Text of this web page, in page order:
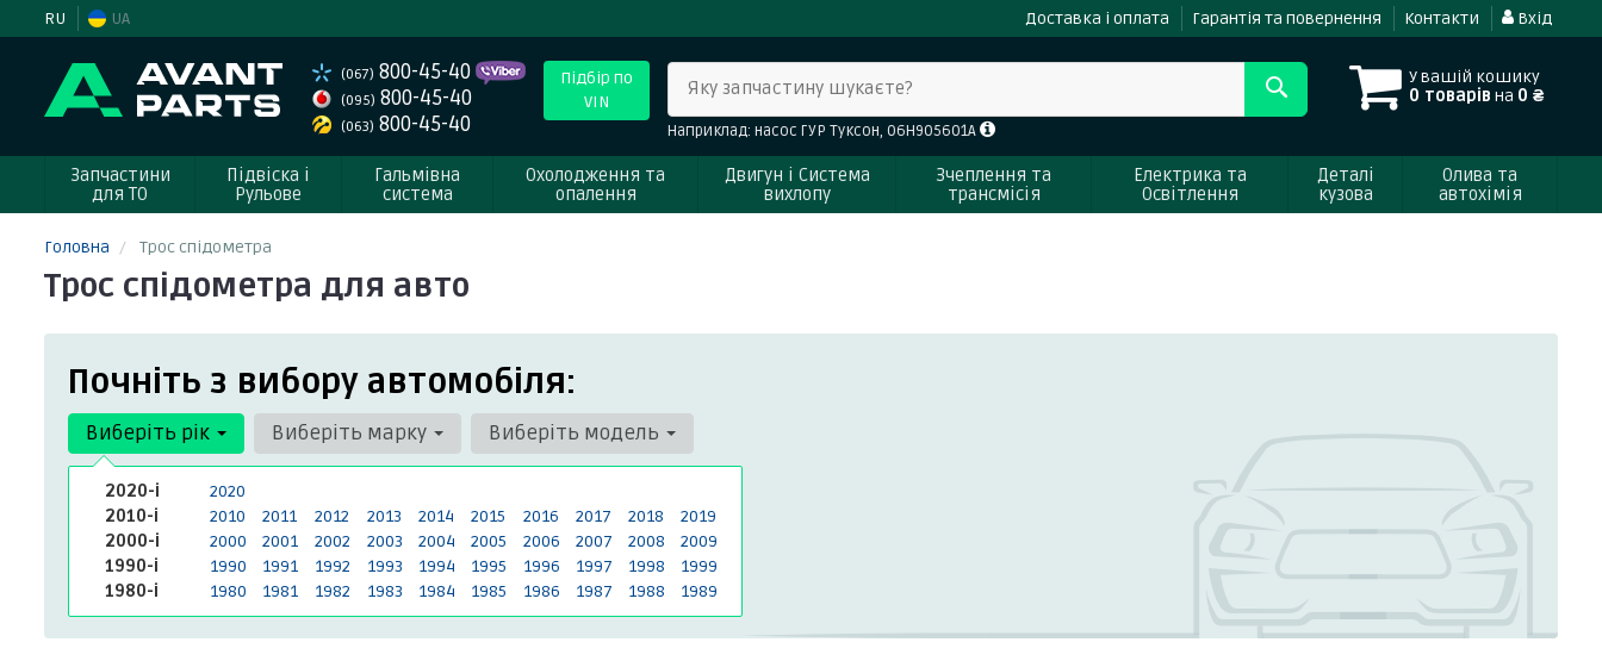
RU UA Доставка і оплата Гарантія та повернення Контакти Вхід
(067) 800-45-40
(095) 800-45-40
(063) 800-45-40
Підбір по
VIN
У вашій кошику
0 товарів на 0 ₴
Яку запчастину шукаєте?
Наприклад: насос ГУР Туксон, 06H905601A
Запчастини
для ТО
Підвіска і
Рульове
Гальмівна
система
Охолодження та
опалення
Двигун і Система
вихлопу
Зчеплення та
трансмісія
Електрика та
Освітлення
Деталі
кузова
Олива та
автохімія
Головна Трос спідометра
Трос спідометра для авто
Почніть з вибору автомобіля:
Виберіть рік
2020-і
2020
2010-і
2010 2011 2012 2013 2014 2015 2016 2017 2018
2019
2000-і
2000 2001 2002 2003 2004 2005 2006 2007 2008
2009
1990-і
1990 1991 1992 1993 1994 1995 1996 1997 1998
1999
1980-і
1980 1981 1982 1983 1984 1985 1986 1987 1988 1989
Виберіть марку Виберіть модель